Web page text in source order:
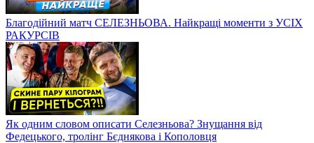
Благодійний матч СЕЛЕЗНЬОВА. Найкращі моменти з УСІХ
РАКУРСІВ
Як одним словом описати Селезньова? Знущання від
Федецького, тролінг Бєднякова і Кополовця